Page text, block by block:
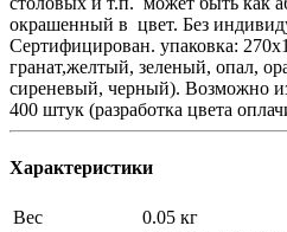
окрашенный в цвет. Без
Сертифицирован. упаковка:
гранат,желтый, зеленый, опал,
сиреневый, черный). Возможно
400 штук (разработка цвета
Характеристики
Вес
0.05 кг